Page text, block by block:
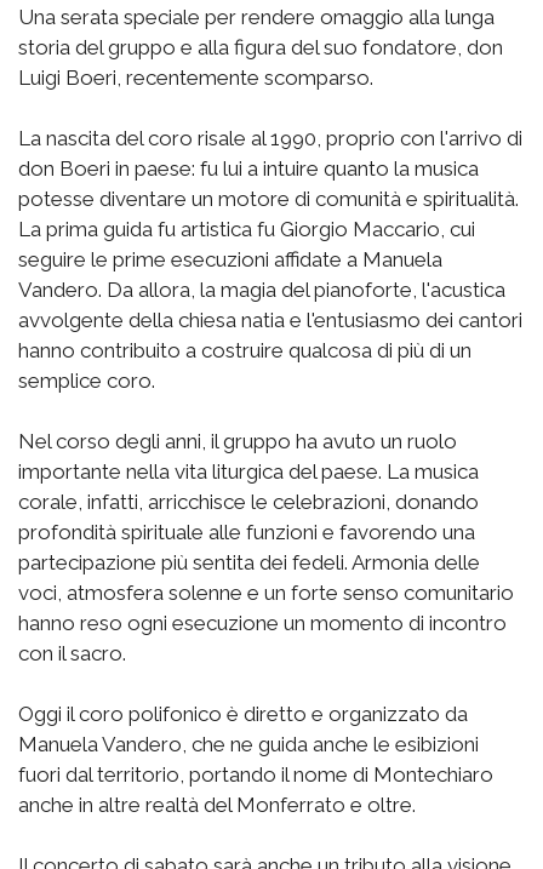
Una serata speciale per rendere omaggio alla lunga
storia del gruppo e alla figura del suo fondatore, don
Luigi Boeri, recentemente scomparso.
La nascita del coro risale al 1990, proprio con l'arrivo di
don Boeri in paese: fu lui a intuire quanto la musica
potesse diventare un motore di comunità e spiritualità.
La prima guida fu artistica fu Giorgio Maccario, cui
seguire le prime esecuzioni affidate a Manuela
Vandero. Da allora, la magia del pianoforte, l'acustica
avvolgente della chiesa natia e l'entusiasmo dei cantori
hanno contribuito a costruire qualcosa di più di un
semplice coro.
Nel corso degli anni, il gruppo ha avuto un ruolo
importante nella vita liturgica del paese. La musica
corale, infatti, arricchisce le celebrazioni, donando
profondità spirituale alle funzioni e favorendo una
partecipazione più sentita dei fedeli. Armonia delle
voci, atmosfera solenne e un forte senso comunitario
hanno reso ogni esecuzione un momento di incontro
con il sacro.
Oggi il coro polifonico è diretto e organizzato da
Manuela Vandero, che ne guida anche le esibizioni
fuori dal territorio, portando il nome di Montechiaro
anche in altre realtà del Monferrato e oltre.